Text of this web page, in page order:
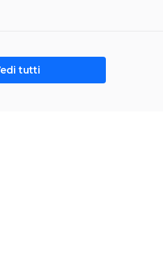
tutti